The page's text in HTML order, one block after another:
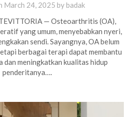
March 24, 2025 bybadak
— Osteoarthritis (OA),
yang umum, menyebabkan nyeri,
sendi. Sayangnya, OA belum
berbagai terapi dapat membantu
dan meningkatkan kualitas hidup
penderitanya….